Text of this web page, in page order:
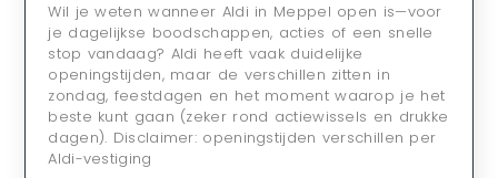
Wil je weten wanneer Aldi in Meppel open is—voor
je dagelijkse boodschappen, acties of een snelle
stop vandaag? Aldi heeft vaak duidelijke
openingstijden, maar de verschillen zitten in
zondag, feestdagen en het moment waarop je het
beste kunt gaan (zeker rond actiewissels en drukke
dagen). Disclaimer: openingstijden verschillen per
Aldi-vestiging